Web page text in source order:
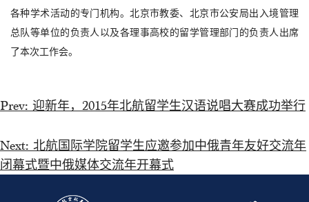
各种学术活动的专门机构。北京市教委、北京市公安局出入境管理
总队等单位的负责人以及各理事高校的留学管理部门的负责人出席
了本次工作会。
Prev: 迎新年，2015年北航留学生汉语说唱大赛成功举行
Next: 北航国际学院留学生应邀参加中俄青年友好交流年
闭幕式暨中俄媒体交流年开幕式